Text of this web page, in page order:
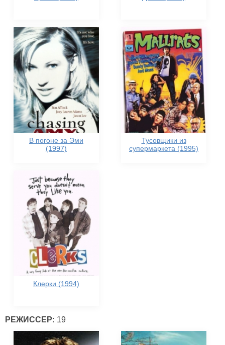
В погоне за Эми
(1997)
Тусовщики из
супермаркета (1995)
Клерки (1994)
РЕЖИССЕР: 19